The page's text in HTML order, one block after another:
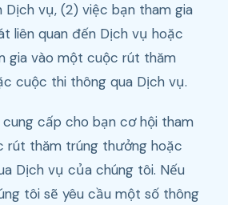
vụ, (2) việc bạn tham gia
liên quan đến Dịch vụ hoặc
gia vào một cuộc rút thăm
cuộc thi thông qua Dịch vụ.
cấp cho bạn cơ hội tham
rút thăm trúng thưởng hoặc
Dịch vụ của chúng tôi. Nếu
tôi sẽ yêu cầu một số thông